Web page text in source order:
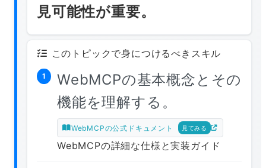
見可能性が重要。
このトピックで身につけるべきスキル
1
WebMCPの基本概念とその
機能を理解する。
WebMCPの公式ドキュメント 見てみる
WebMCPの詳細な仕様と実装ガイド